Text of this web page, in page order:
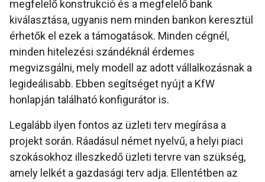
megfelelő konstrukció és a megfelelő bank
kiválasztása, ugyanis nem minden bankon keresztül
érhetők el ezek a támogatások. Minden cégnél,
minden hitelezési szándéknál érdemes
megvizsgálni, mely modell az adott vállalkozásnak a
legideálisabb. Ebben segítséget nyújt a KfW
honlapján található konfigurátor is.
Legalább ilyen fontos az üzleti terv megírása a
projekt során. Ráadásul német nyelvű, a helyi piaci
szokásokhoz illeszkedő üzleti tervre van szükség,
amely lelkét a gazdasági terv adja. Ellentétben az